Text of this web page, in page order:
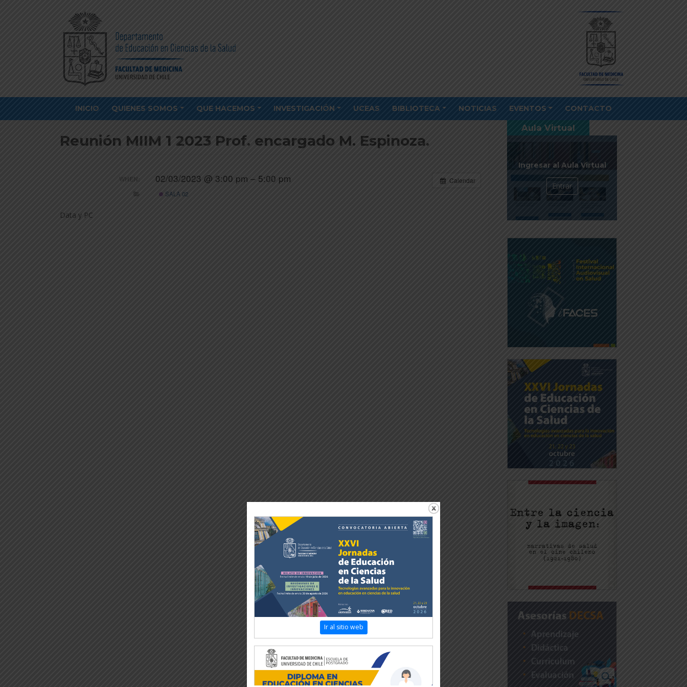
INICIO QUIENES SOMOS QUE HACEMOS INVESTIGACIÓN UCEAS BIBLIOTECA NOTICIAS EVENTOS CONTACTO
Reunión MIIM 1 2023 Prof. encargado M. Espinoza.
Calendar
WHEN: 02/03/2023 @ 3:00 pm – 5:00 pm
SALA 02
Data y PC
Aula Virtual
Ingresar al Aula Virtual
Entrar
Ir al sitio web